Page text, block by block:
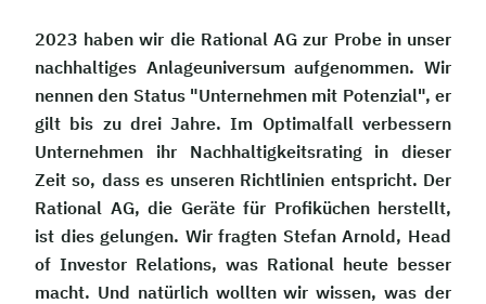
2023 haben wir die Rational AG zur Probe in unser
nachhaltiges Anlageuniversum aufgenommen. Wir
nennen den Status "Unternehmen mit Potenzial", er
gilt bis zu drei Jahre. Im Optimalfall verbessern
Unternehmen ihr Nachhaltigkeitsrating in dieser
Zeit so, dass es unseren Richtlinien entspricht. Der
Rational AG, die Geräte für Profiküchen herstellt,
ist dies gelungen. Wir fragten Stefan Arnold, Head
of Investor Relations, was Rational heute besser
macht. Und natürlich wollten wir wissen, was der